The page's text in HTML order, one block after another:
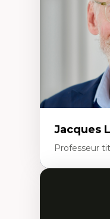
Internet des
artificielle,
hautes
Jacques
Professeur